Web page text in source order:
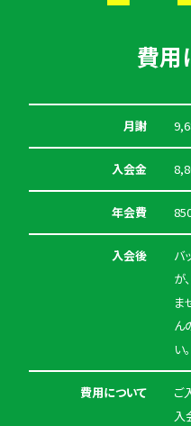
費用
月謝
入会金
年会費
入会後
バ
が
ま
ん
い。
費用について
ご
入